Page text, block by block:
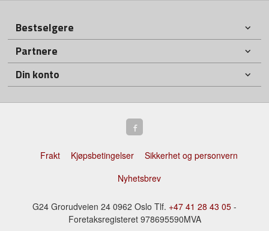
Bestselgere
Partnere
Din konto
Frakt Kjøpsbetingelser
Sikkerhet og personvern
Nyhetsbrev
G24 Grorudveien 24 0962 Oslo Tlf. +47 41 28 43 05 -
Foretaksregisteret 978695590MVA